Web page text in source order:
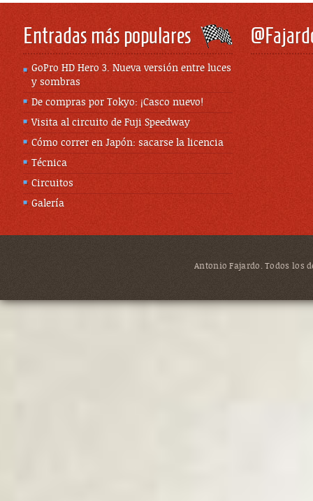
Entradas más populares
GoPro HD Hero 3. Nueva versión entre luces
y sombras
De compras por Tokyo: ¡Casco nuevo!
Visita al circuito de Fuji Speedway
Cómo correr en Japón: sacarse la licencia
Técnica
Circuitos
Galería
Antonio Fajardo. Todos los